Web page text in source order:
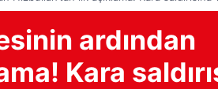
ardından
Kara